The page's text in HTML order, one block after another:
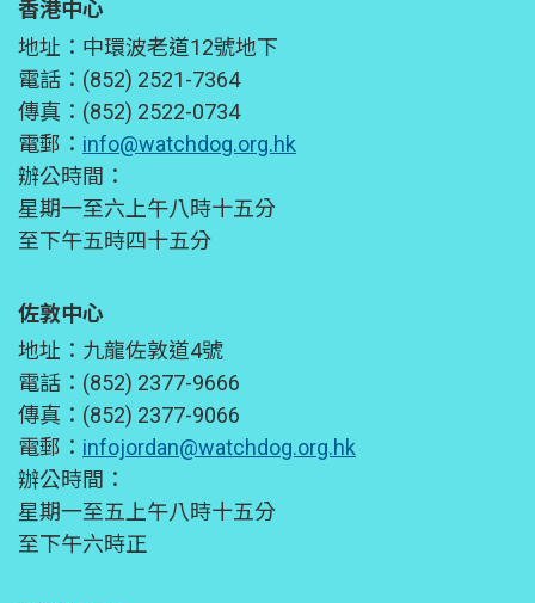
香港中心
地址：中環波老道12號地下
電話：(852) 2521-7364
傳真：(852) 2522-0734
電郵： info@watchdog.org.hk
辦公時間：
星期一至六上午八時十五分
至下午五時四十五分
佐敦中心
地址：九龍佐敦道4號
電話：(852) 2377-9666
傳真：(852) 2377-9066
電郵： infojordan@watchdog.org.hk
辦公時間：
星期一至五上午八時十五分
至下午六時正